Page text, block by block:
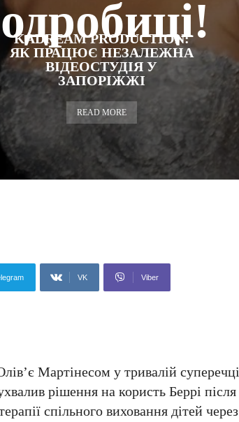
KADREAM PRODUCTION:
ЯК ПРАЦЮЄ НЕЗАЛЕЖНА
ВІДЕОСТУДІЯ У
ЗАПОРІЖЖІ
READ MORE
VK Viber
Мартінесом у тривалій суперечці
рішення на користь Беррі після
спільного виховання дітей через